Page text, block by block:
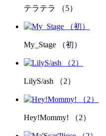
テラテラ （5）
My_Stage （初）
LilyS/ash （2）
Hey!Mommy! （2）